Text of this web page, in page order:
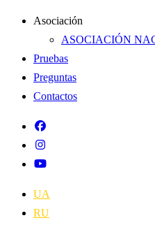
Asociación
ASOCIACIÓN
Pruebas
Preguntas
Contactos
UA
RU